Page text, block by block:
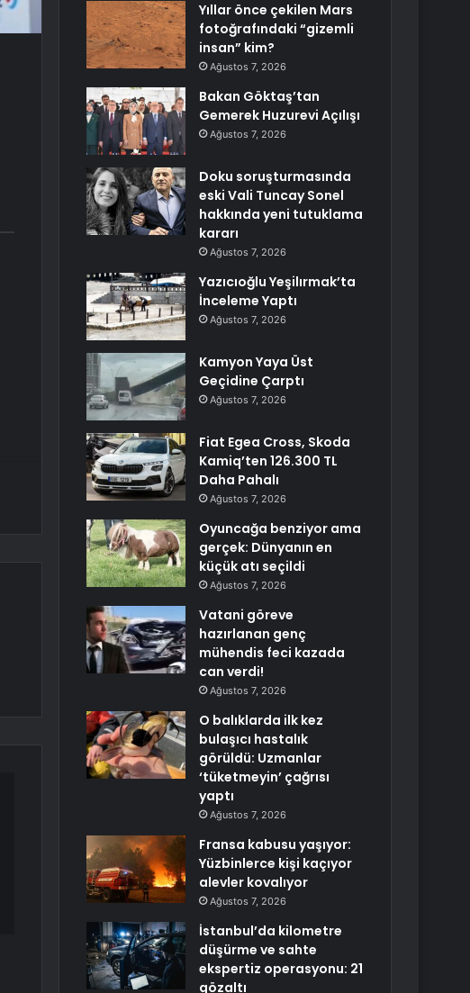
Yıllar önce çekilen Mars
fotoğrafındaki “gizemli
insan” kim?
Ağustos 7, 2026
Bakan Göktaş’tan
Gemerek Huzurevi Açılışı
Ağustos 7, 2026
Doku soruşturmasında
eski Vali Tuncay Sonel
hakkında yeni tutuklama
kararı
Ağustos 7, 2026
Yazıcıoğlu Yeşilırmak’ta
İnceleme Yaptı
Ağustos 7, 2026
Kamyon Yaya Üst
Geçidine Çarptı
Ağustos 7, 2026
Fiat Egea Cross, Skoda
Kamiq’ten 126.300 TL
Daha Pahalı
Ağustos 7, 2026
Oyuncağa benziyor ama
gerçek: Dünyanın en
küçük atı seçildi
Ağustos 7, 2026
Vatani göreve
hazırlanan genç
mühendis feci kazada
can verdi!
Ağustos 7, 2026
O balıklarda ilk kez
bulaşıcı hastalık
görüldü: Uzmanlar
‘tüketmeyin’ çağrısı
yaptı
Ağustos 7, 2026
Fransa kabusu yaşıyor:
Yüzbinlerce kişi kaçıyor
alevler kovalıyor
Ağustos 7, 2026
İstanbul’da kilometre
düşürme ve sahte
ekspertiz operasyonu: 21
gözaltı